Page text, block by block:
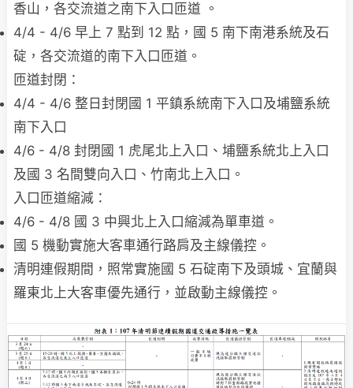
香山，各交流道之南下入口匝道 。
4/4 - 4/6 早上 7 點到 12 點，國 5 南下南港系統及石
碇，各交流道的南下入口匝道。
匝道封閉：
4/4 - 4/6 整日封閉國 1 平鎮系統南下入口及埔鹽系統
南下入口
4/6 - 4/8 封閉國 1 虎尾北上入口、埔鹽系統北上入口
及國 3 名間雙向入口、竹南北上入口。
入口匝道縮減：
4/6 - 4/8 國 3 中興北上入口縮減為單車道。
國 5 機動實施大客車通行路肩及主線儀控。
清明連假期間，照常實施國 5 石碇南下及頭城、宜蘭與
羅東北上大客車優先通行，並啟動主線儀控。